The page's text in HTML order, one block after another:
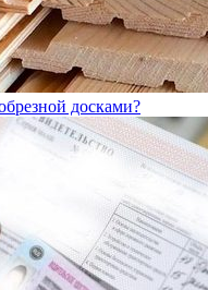
досками?